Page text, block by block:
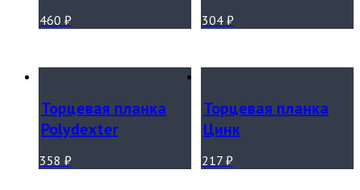
460 ₽ 304 ₽
Торцевая планка
Polydexter
358 ₽
Торцевая планка
Цинк
217 ₽